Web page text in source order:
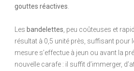
gouttes réactives
Les bandelettes , peu coûteuses et
résultat à 0,5 unité près, suffisant pour
mesure s’effectue à jeun ou avant la
nouvelle carafe : il suffit d’immerger,